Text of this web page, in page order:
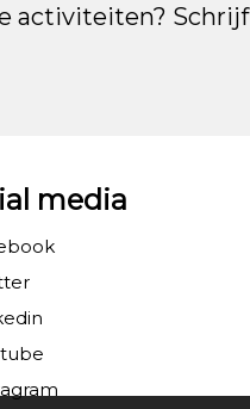
activiteiten? Schrijf
media